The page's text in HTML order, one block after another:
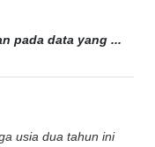
pada data yang ...
usia dua tahun ini